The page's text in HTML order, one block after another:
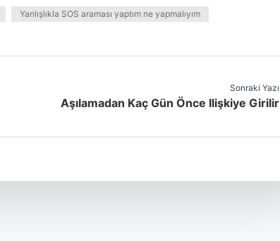
Yanlışlıkla SOS araması yaptım ne yapmalıyım
Sonraki Yazı
Aşılamadan Kaç Gün Önce Ilişkiye Girilir